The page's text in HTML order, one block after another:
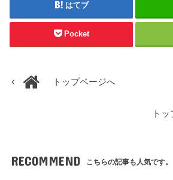
はてブ
Pocket
トップページへ
ト
RECOMMEND こちらの記事も人気です。